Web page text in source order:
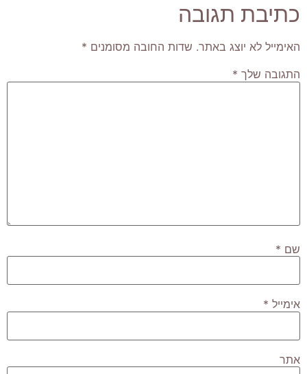
כתיבת תגובה
האימייל לא יוצג באתר. שדות החובה מסומנים *
התגובה שלך *
שם *
אימייל *
אתר